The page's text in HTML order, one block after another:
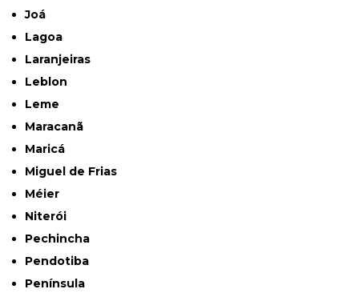
Joá
Lagoa
Laranjeiras
Leblon
Leme
Maracanã
Maricá
Miguel de Frias
Méier
Niterói
Pechincha
Pendotiba
Península